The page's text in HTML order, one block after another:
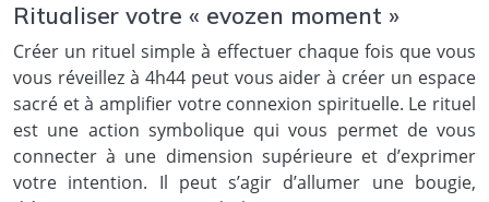
Ritualiser votre « evozen moment »
Créer un rituel simple à effectuer chaque fois que vous
vous réveillez à 4h44 peut vous aider à créer un espace
sacré et à amplifier votre connexion spirituelle. Le rituel
est une action symbolique qui vous permet de vous
connecter à une dimension supérieure et d’exprimer
votre intention. Il peut s’agir d’allumer une bougie,